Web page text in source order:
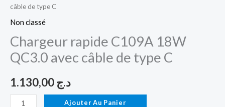
câble de type C
Non classé
Chargeur rapide C109A 18W
QC3.0 avec câble de type C
د.ج
Ajouter Au Panier